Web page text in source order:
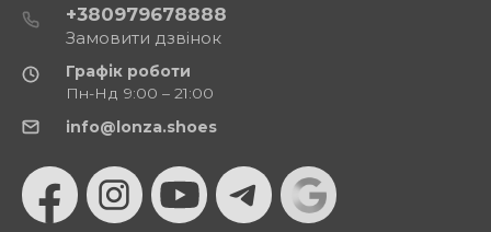
+380979678888
Замовити дзвінок
Графік роботи
Пн-Нд 9:00 – 21:00
info@lonza.shoes